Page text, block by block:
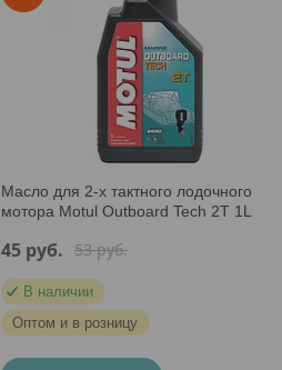
Масло для 2-х тактного лодочного
мотора Motul Outboard Tech 2T 1L
45 руб. 53руб.
В наличии
Оптом и в розницу